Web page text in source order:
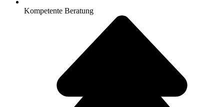
Kompetente Beratung